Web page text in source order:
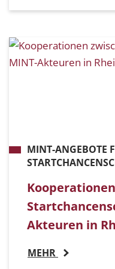
MINT-ANGEBOTE
Akteuren in
MEHR